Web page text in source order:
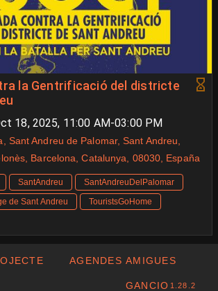
la Gentrificació del districte
18, 2025, 11:00 AM-03:00 PM
Sant Andreu de Palomar, Sant Andreu,
Barcelona, Catalunya, 08030, España
SantAndreu
SantAndreuDelPalomar
de Sant Andreu
TouristsGoHome
AGENDES AMIGUES
GANCIO 1.28.2